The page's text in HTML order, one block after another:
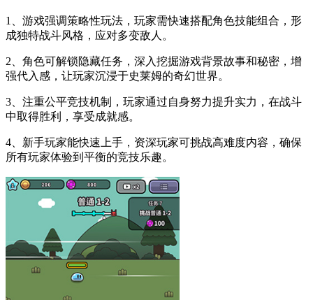
1、游戏强调策略性玩法，玩家需快速搭配角色技能组合，形
成独特战斗风格，应对多变敌人。
2、角色可解锁隐藏任务，深入挖掘游戏背景故事和秘密，增
强代入感，让玩家沉浸于史莱姆的奇幻世界。
3、注重公平竞技机制，玩家通过自身努力提升实力，在战斗
中取得胜利，享受成就感。
4、新手玩家能快速上手，资深玩家可挑战高难度内容，确保
所有玩家体验到平衡的竞技乐趣。